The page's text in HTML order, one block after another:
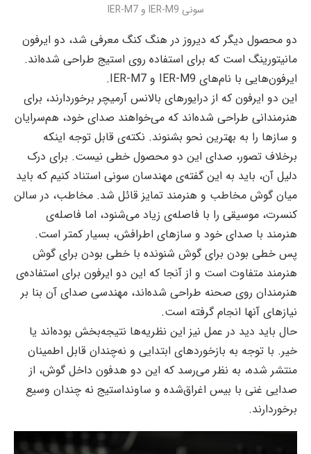
سونی IER-M9 و IER-M7
دو محصول دیگر که دیروز در هنگ کنگ معرفی شد، دو ایرفون
مانیتورینگ است که برای استفاده روی استیج طراحی شده‌اند.
ایرفون‌هایی با نام‌های IER-M9 و IER-M7.
این دو ایرفون که از درایورهای بالانس آرمیچر برخوردارند، برای
هنرمندانی طراحی شده‌اند که می‌خواهند صدای خود، هم‌سرایان
و سازها را به بهترین نحو بشنوند. نکته‌ی قابل توجه اینکه
برخلاف تصور، صدای این دو محصول خطی نیست. برای درک
دلیل آن، باید به این گفته‌ی مهندسان سونی استناد کنیم که باید
میان گوش مخاطب و هنرمند تمایز قائل شد. مخاطب، در سالن
کنسرت، موسیقی را با فاصله‌‌ی زیاد می‌شنود، اما فاصله‌ی
هنرمند با صدای خود و سازهای اطرافش، بسیار کمتر است.
پس خطی بودن برای گوش شنونده با خطی بودن برای گوش
هنرمند متفاوت است و از آنجا که این دو ایرفون برای استفاده‌ی
هنرمندان روی صحنه طراحی شده‌اند، مهندسی صدای آن بنا بر
نیازهای آنها انجام گرفته است.
حال باید دید در عمل نیز این نظریه‌ها نتیجه‌بخش بوده‌اند یا
خیر. با توجه به بازخوردهای ابتدایی و نه‌چندان قابل اطمینان
منتشر شده، به نظر می‌رسد که این دو هدفون داخل گوش، از
صدایی غنی با بیس اغراق‌شده و ساونداستیج نه چندان وسیع
برخوردارند.